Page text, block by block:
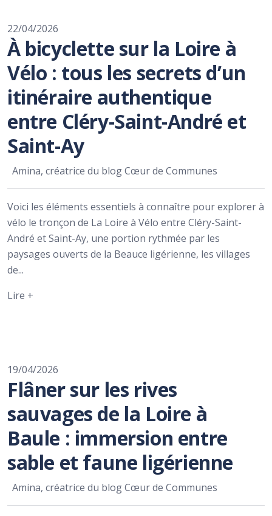
22/04/2026
À bicyclette sur la Loire à
Vélo : tous les secrets d’un
itinéraire authentique
entre Cléry-Saint-André et
Saint-Ay
Amina, créatrice du blog Cœur de Communes
Voici les éléments essentiels à connaître pour explorer à
vélo le tronçon de La Loire à Vélo entre Cléry-Saint-
André et Saint-Ay, une portion rythmée par les
paysages ouverts de la Beauce ligérienne, les villages
de...
Lire +
19/04/2026
Flâner sur les rives
sauvages de la Loire à
Baule : immersion entre
sable et faune ligérienne
Amina, créatrice du blog Cœur de Communes